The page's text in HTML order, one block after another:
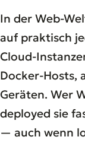
In der Web-
auf praktisch
Cloud-
Docker-Hosts,
Geräten. Wer
deployed sie
— auch wenn